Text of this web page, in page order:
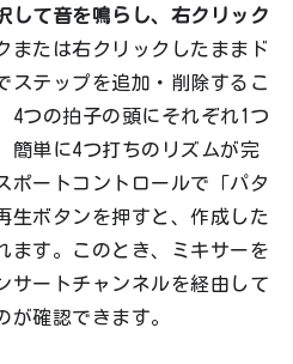
して音を鳴らし、右クリック
または右クリックしたままド
ステップを追加・削除するこ
4つの拍子の頭にそれぞれ1つ
簡単に4つ打ちのリズムが完
ポートコントロールで「パタ
生ボタンを押すと、作成した
ます。このとき、ミキサーを
サートチャンネルを経由して
が確認できます。